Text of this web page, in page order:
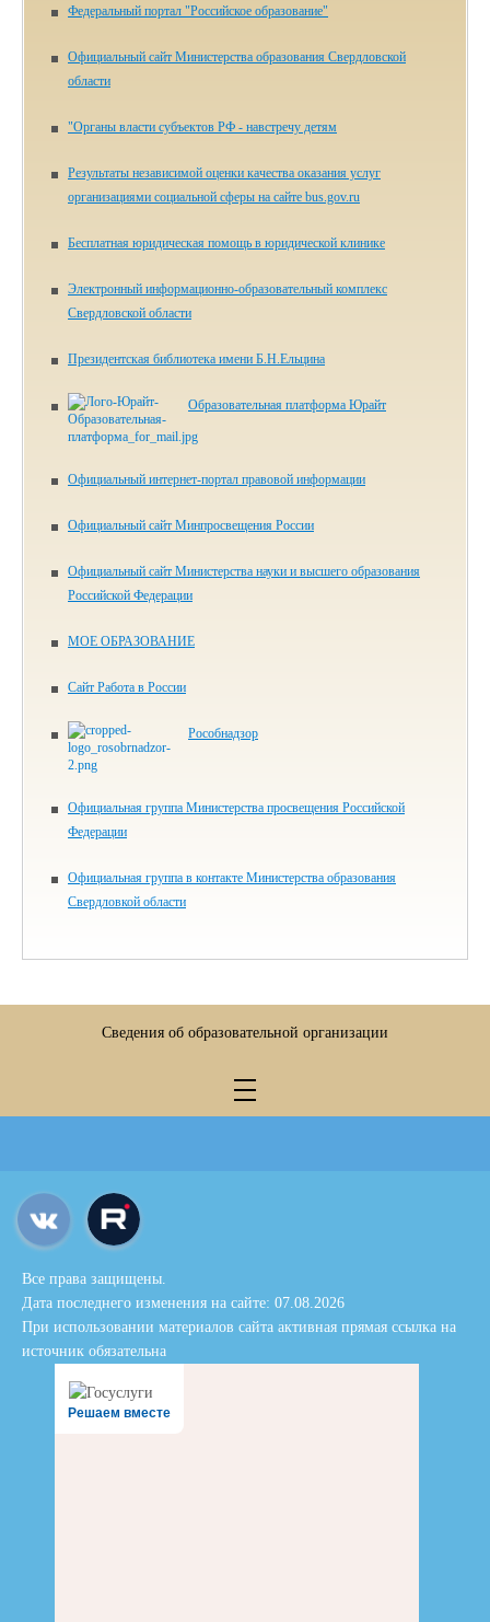
Федеральный портал "Российское образование"
Официальный сайт Министерства образования Свердловской
области
"Органы власти субъектов РФ - навстречу детям
Результаты независимой оценки качества оказания услуг
организациями социальной сферы на сайте bus.gov.ru
Бесплатная юридическая помощь в юридической клинике
Электронный информационно-образовательный комплекс
Свердловской области
Президентская библиотека имени Б.Н.Ельцина
Образовательная платформа Юрайт
Официальный интернет-портал правовой информации
Официальный сайт Минпросвещения России
Официальный сайт Министерства науки и высшего образования
Российской Федерации
МОЕ ОБРАЗОВАНИЕ
Сайт Работа в России
Рособнадзор
Официальная группа Министерства просвещения Российской
Федерации
Официальная группа в контакте Министерства образования
Свердловкой области
Сведения об образовательной организации
Все права защищены.
Дата последнего изменения на сайте: 07.08.2026
При использовании материалов сайта активная прямая ссылка на
источник обязательна
Решаем вместе